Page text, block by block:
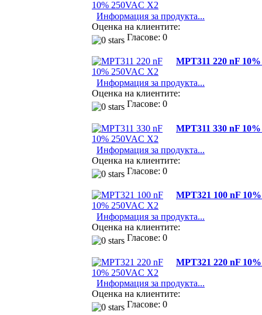
Информация за продукта...
Оценка на клиентите:
Гласове: 0
MPT311 220 nF
Информация за продукта...
Оценка на клиентите:
Гласове: 0
MPT311 330 nF
Информация за продукта...
Оценка на клиентите:
Гласове: 0
MPT321 100 nF
Информация за продукта...
Оценка на клиентите:
Гласове: 0
MPT321 220 nF
Информация за продукта...
Оценка на клиентите:
Гласове: 0